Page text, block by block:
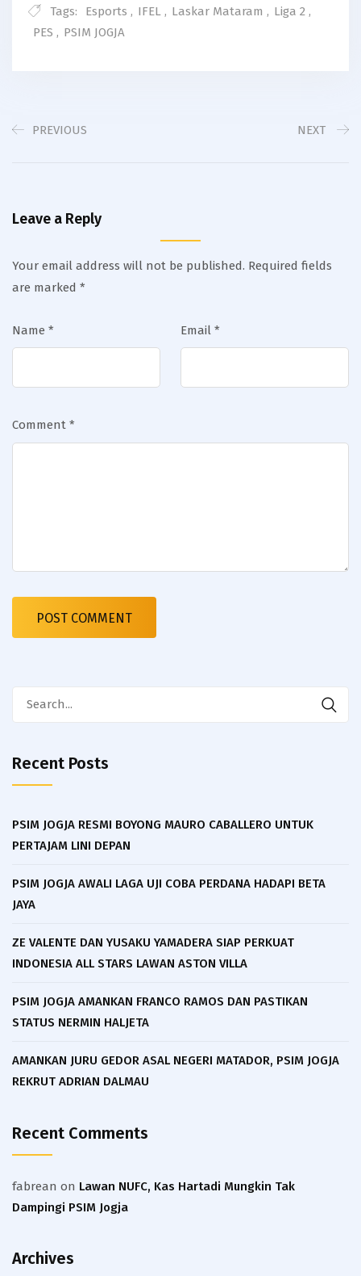
Tags: Esports , IFEL , Laskar Mataram , Liga 2 ,
PES , PSIM JOGJA
PREVIOUS NEXT
Leave a Reply
Your email address will not be published. Required fields
are marked *
Name * Email *
Comment *
Recent Posts
PSIM JOGJA RESMI BOYONG MAURO CABALLERO UNTUK
PERTAJAM LINI DEPAN
PSIM JOGJA AWALI LAGA UJI COBA PERDANA HADAPI BETA
JAYA
ZE VALENTE DAN YUSAKU YAMADERA SIAP PERKUAT
INDONESIA ALL STARS LAWAN ASTON VILLA
PSIM JOGJA AMANKAN FRANCO RAMOS DAN PASTIKAN
STATUS NERMIN HALJETA
AMANKAN JURU GEDOR ASAL NEGERI MATADOR, PSIM JOGJA
REKRUT ADRIAN DALMAU
Recent Comments
fabrean on Lawan NUFC, Kas Hartadi Mungkin Tak
Dampingi PSIM Jogja
Archives